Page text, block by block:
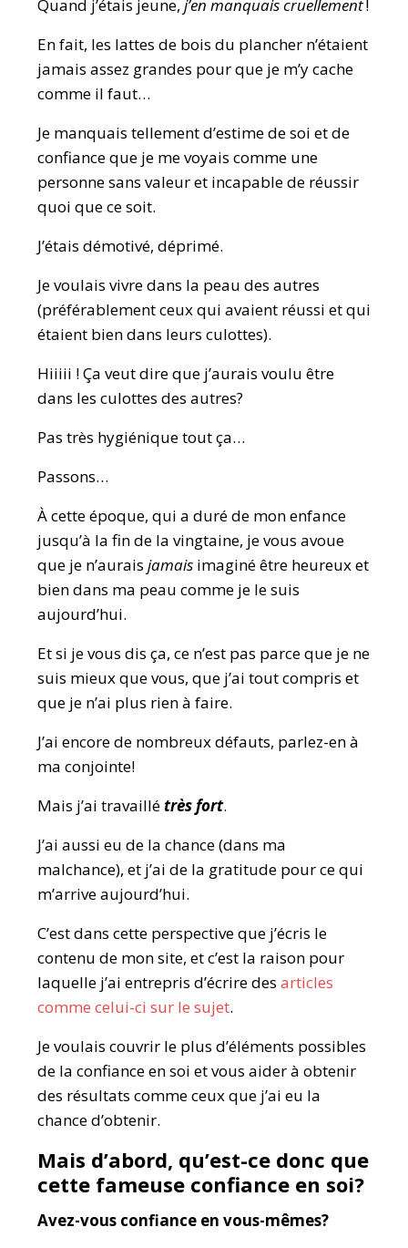
Quand j’étais jeune, j’en manquais cruellement!
En fait, les lattes de bois du plancher n’étaient
jamais assez grandes pour que je m’y cache
comme il faut…
Je manquais tellement d’estime de soi et de
confiance que je me voyais comme une
personne sans valeur et incapable de réussir
quoi que ce soit.
J’étais démotivé, déprimé.
Je voulais vivre dans la peau des autres
(préférablement ceux qui avaient réussi et qui
étaient bien dans leurs culottes).
Hiiiii ! Ça veut dire que j’aurais voulu être
dans les culottes des autres?
Pas très hygiénique tout ça…
Passons…
À cette époque, qui a duré de mon enfance
jusqu’à la fin de la vingtaine, je vous avoue
que je n’aurais jamais imaginé être heureux et
bien dans ma peau comme je le suis
aujourd’hui.
Et si je vous dis ça, ce n’est pas parce que je ne
suis mieux que vous, que j’ai tout compris et
que je n’ai plus rien à faire.
J’ai encore de nombreux défauts, parlez-en à
ma conjointe!
Mais j’ai travaillétrès fort.
J’ai aussi eu de la chance (dans ma
malchance), et j’ai de la gratitude pour ce qui
m’arrive aujourd’hui.
C’est dans cette perspective que j’écris le
contenu de mon site, et c’est la raison pour
laquelle j’ai entrepris d’écrire des articles
comme celui-ci sur le sujet.
Je voulais couvrir le plus d’éléments possibles
de la confiance en soi et vous aider à obtenir
des résultats comme ceux que j’ai eu la
chance d’obtenir.
Mais d’abord, qu’est-ce donc que
cette fameuse confiance en soi?
Avez-vous confiance en vous-mêmes?